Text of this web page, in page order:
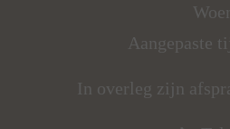
Aangepaste
In overleg zijn